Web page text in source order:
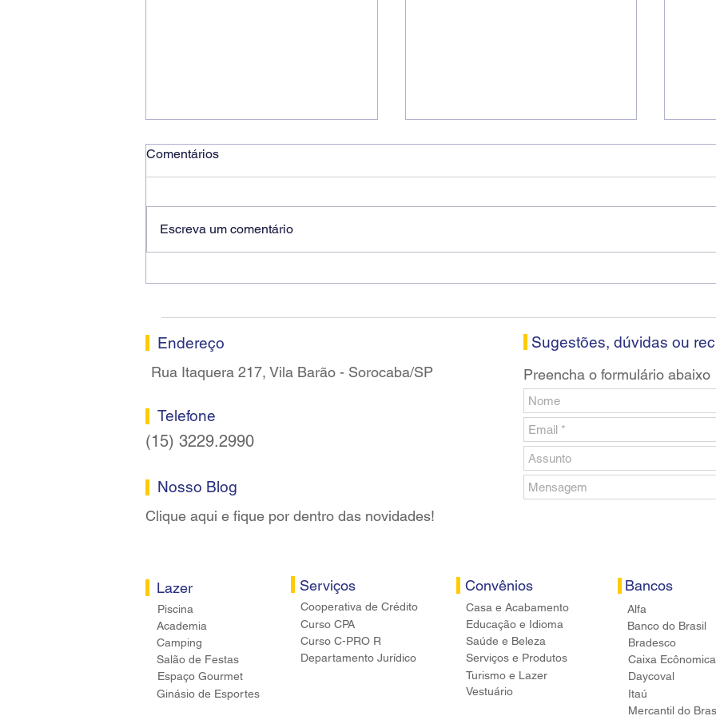
Comentários
Escreva um comentário
Endereço
Rua Itaquera 217, Vila Barão - Sorocaba/SP
Telefone
(15) 3229.2990
Nosso Blog
Clique aqui e fique por dentro das novidades!
Lazer
Piscina
Academia
Camping
Salão de Festas
Espaço Gourmet
Ginásio de Esportes
Serviços
Cooperativa de Crédito
Curso CPA
Curso C-PRO R
Departamento Jurídico
Sugestões, dúvidas ou
Preencha o formulário abaixo
Convênios
Casa e Acabamento
Educação e Idioma
Saúde e Beleza
Serviços e Produtos
Turismo e Lazer
Vestuário
Bancos
Alfa
Banco do Brasil
Bradesco
Caixa
Daycoval
Itaú
Mercantil do